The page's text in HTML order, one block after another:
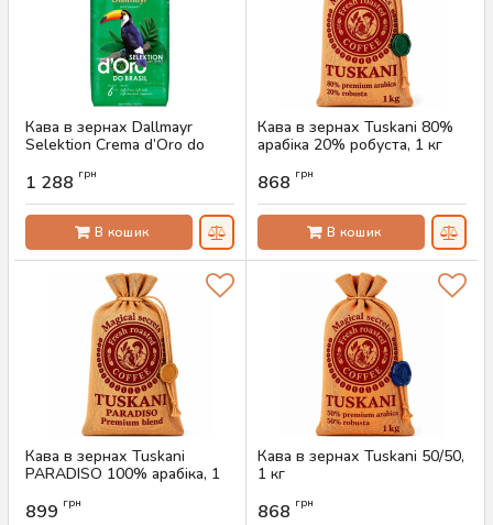
Кава в зернах Dallmayr
Selektion Crema d’Oro do
Артикул: AS-00740
1 288 грн
В кошик
Кава в зернах Tuskani 80%
арабіка 20% робуста, 1 кг
868 грн
В кошик
Кава в зернах Tuskani
PARADISO 100% арабіка, 1
Артикул:
899 грн
Кава в зернах Tuskani 50/50,
1 кг
868 грн